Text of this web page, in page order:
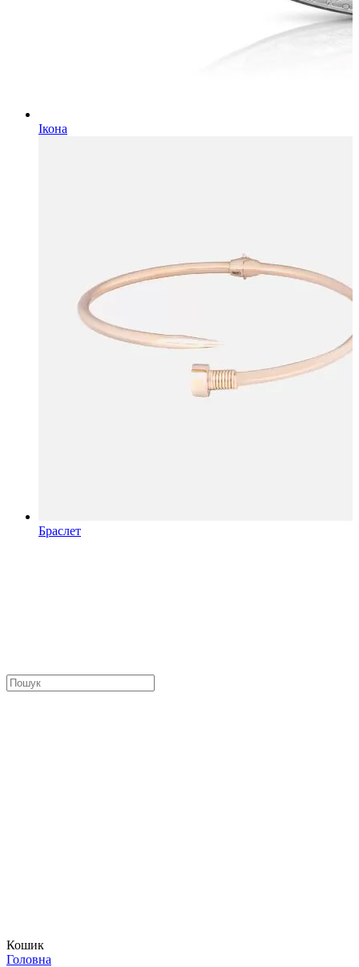
Ікона
Браслет
Кошик
Головна